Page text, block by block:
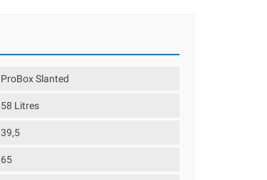
ProBox Slanted
58 Litres
39,5
65